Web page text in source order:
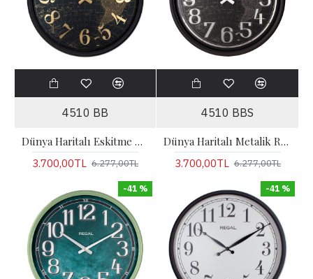
4510 BB
Dünya Haritalı Eskitme Metal Büyük Boy Duvar Saati
3.700,00TL 6.277,00TL
4510 BBS
Dünya Haritalı Metalik Rakamlı Duvar Saati
3.700,00TL 6.277,00TL
-41 % -41 %